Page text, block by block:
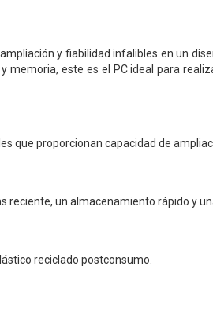
y fiabilidad infalibles en un
este es el PC ideal para
que proporcionan capacidad de
reciente, un almacenamiento rápido y
reciclado postconsumo.